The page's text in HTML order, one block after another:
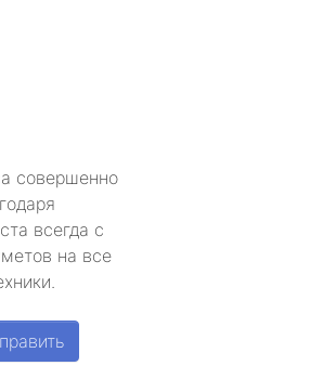
совершенно
всегда с
на все